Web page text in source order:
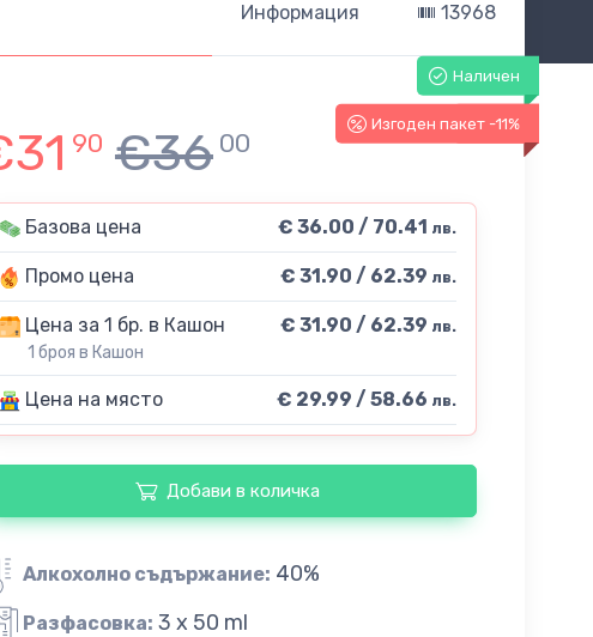
Информация 13968
Наличен
-11%
Изгоден пакет -11%
90 €36 00
Базова цена € 36.00 / 70.41 лв.
Промо цена € 31.90 / 62.39 лв.
Цена за 1 бр. в Кашон
1 броя в Кашон
€ 31.90 / 62.39 лв.
Цена на място € 29.99 / 58.66 лв.
Добави в количка
Алкохолно съдържание: 40%
Разфасовка: 3 x 50 ml